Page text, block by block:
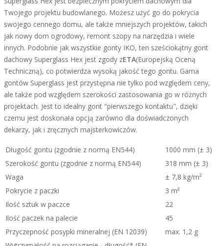
Twojego projektu budowlanego. Możesz użyć go do pokrycia
swojego cennego domu, ale także mniejszych projektów, takich
jak nowy dom ogrodowy, remont szopy na narzędzia i wiele
innych. Podobnie jak wszystkie gonty IKO, ten sześciokątny gont
dachowy Superglass Hex jest zgody zETA(Europejską Oceną
Techniczną), co potwierdza wysoką jakość tego gontu. Gama
gontów Superglass jest przystępna nie tylko pod względem ceny,
ale także pod względem szerokości zastosowania go w różnych
projektach. Jest to idealny gont "pierwszego kontaktu", dzięki
czemu jest doskonała opcją zarówno dla doświadczonych
dekarzy, jak i zręcznych majsterkowiczów.
Długość gontu (zgodnie z normą EN544)
1000 mm (± 3)
Szerokość gontu (zgodnie z normą EN544)
318 mm (± 3)
Waga
± 7,8 kg/m²
Pokrycie z paczki
3 m²
Ilość sztuk w paczce
22
Ilość paczek na palecie
45
Przyczepność posypki mineralnej (EN 12039)
max. 1,2 g